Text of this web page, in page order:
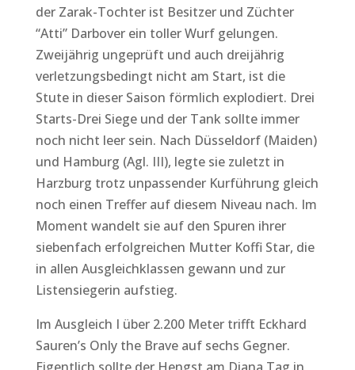
der Zarak-Tochter ist Besitzer und Züchter
“Atti” Darbover ein toller Wurf gelungen.
Zweijährig ungeprüft und auch dreijährig
verletzungsbedingt nicht am Start, ist die
Stute in dieser Saison förmlich explodiert. Drei
Starts-Drei Siege und der Tank sollte immer
noch nicht leer sein. Nach Düsseldorf (Maiden)
und Hamburg (Agl. III), legte sie zuletzt in
Harzburg trotz unpassender Kurführung gleich
noch einen Treffer auf diesem Niveau nach. Im
Moment wandelt sie auf den Spuren ihrer
siebenfach erfolgreichen Mutter Koffi Star, die
in allen Ausgleichklassen gewann und zur
Listensiegerin aufstieg.
Im Ausgleich I über 2.200 Meter trifft Eckhard
Sauren’s Only the Brave auf sechs Gegner.